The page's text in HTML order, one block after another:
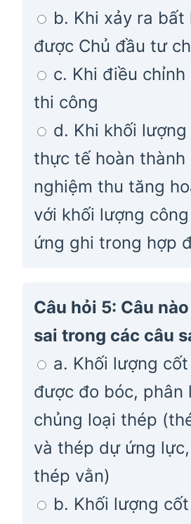
b. Khi xảy ra bất
được Chủ đầu tư
c. Khi điều
thi công
d. Khi khối
thực tế hoàn thành
nghiệm thu tăng
với khối lượng
ứng ghi trong hợp
Câu hỏi 5: Câu
sai trong các câu
a. Khối lượng
được đo bóc, phân
chủng loại thép
và thép dự ứng
thép vằn)
b. Khối lượng